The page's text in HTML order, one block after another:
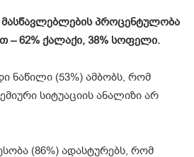
მასწავლებლების პროცენტულობა
– 62% ქალაქი, 38% სოფელი.
ნაწილი (53%) ამბობს, რომ
სიტუაციის ანალიზი არ
(86%) ადასტურებს, რომ